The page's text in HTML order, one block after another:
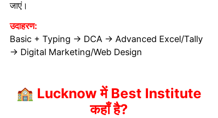
जाएं।
उदाहरण:
Basic + Typing → DCA → Advanced Excel/Tally
→ Digital Marketing/Web Design
🏫 Lucknow में Best Institute
कहाँ है?